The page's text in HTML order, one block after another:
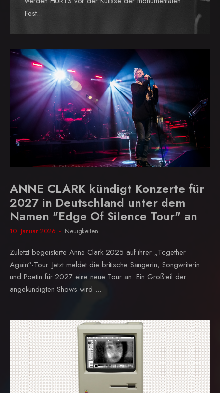
Fest...
ANNE CLARK kündigt Konzerte für
2027 in Deutschland unter dem
Namen "Edge Of Silence Tour" an
10. Januar 2026 Neuigkeiten
Zuletzt begeisterte Anne Clark 2025 auf ihrer „Together
Again“-Tour. Jetzt meldet die britische Sängerin, Songwriterin
und Poetin für 2027 eine neue Tour an. Ein Großteil der
angekündigten Shows wird ...